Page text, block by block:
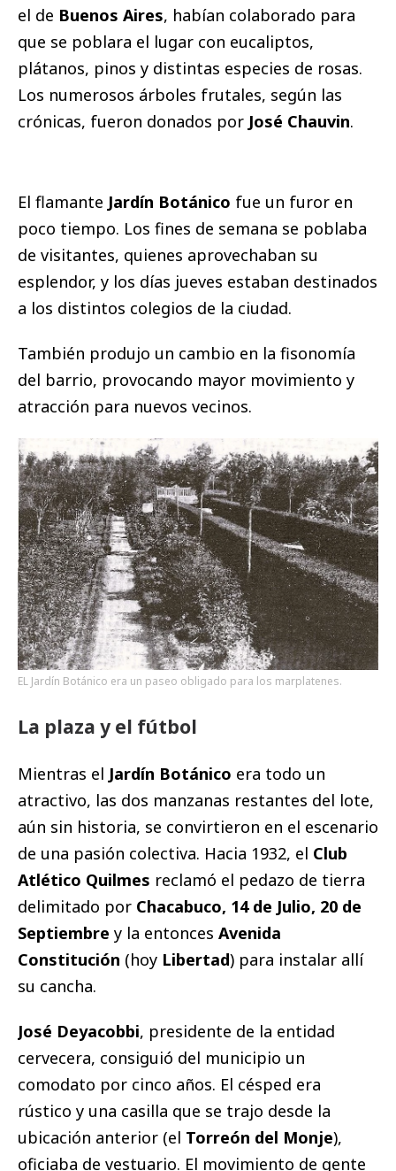
el de Buenos Aires, habían colaborado para
que se poblara el lugar con eucaliptos,
plátanos, pinos y distintas especies de rosas.
Los numerosos árboles frutales, según las
crónicas, fueron donados por José Chauvin.
El flamante Jardín Botánico fue un furor en
poco tiempo. Los fines de semana se poblaba
de visitantes, quienes aprovechaban su
esplendor, y los días jueves estaban destinados
a los distintos colegios de la ciudad.
También produjo un cambio en la fisonomía
del barrio, provocando mayor movimiento y
atracción para nuevos vecinos.
EL Jardín Botánico era un paseo obligado para los marplatenes.
La plaza y el fútbol
Mientras el Jardín Botánico era todo un
atractivo, las dos manzanas restantes del lote,
aún sin historia, se convirtieron en el escenario
de una pasión colectiva. Hacia 1932, el Club
Atlético Quilmes reclamó el pedazo de tierra
delimitado por Chacabuco, 14 de Julio, 20 de
Septiembre y la entonces Avenida
Constitución (hoy Libertad) para instalar allí
su cancha.
José Deyacobbi, presidente de la entidad
cervecera, consiguió del municipio un
comodato por cinco años. El césped era
rústico y una casilla que se trajo desde la
ubicación anterior (el Torreón del Monje),
oficiaba de vestuario. El movimiento de gente